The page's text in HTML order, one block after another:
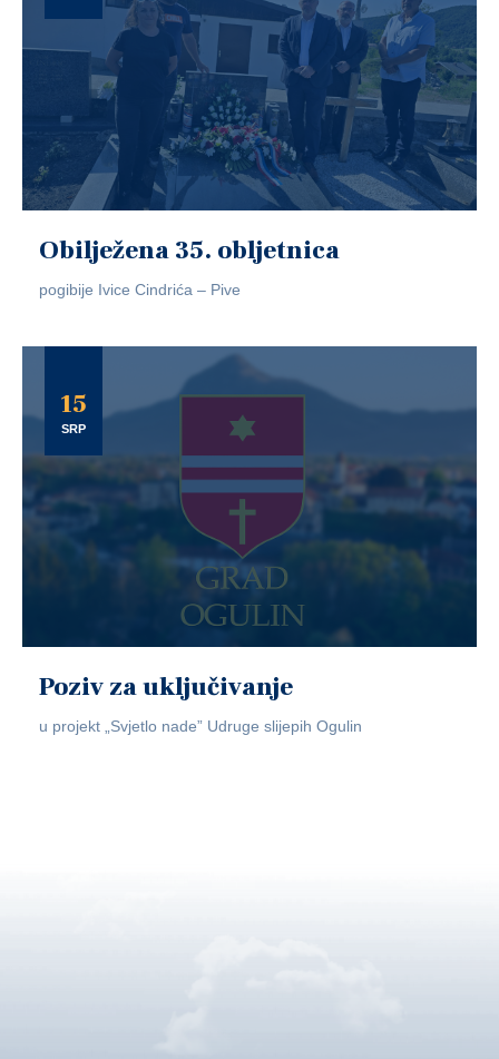
Obilježena 35. obljetnica
pogibije Ivice Cindrića – Pive
15
SRP
Poziv za uključivanje
u projekt „Svjetlo nade” Udruge slijepih Ogulin